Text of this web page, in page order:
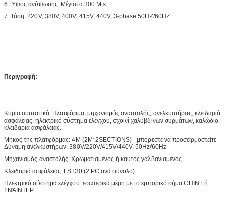
6. Ύψος ανύψωσης: Μέγιστα 300 Mts
7. Τάση: 220V, 380V, 400V, 415V, 440V, 3-phase.50HZ/60HZ
Περιγραφή:
Κύρια συστατικά: Πλατφόρμα, μηχανισμός αναστολής, ανελκυστήρας, κλειδαριά
ασφάλειας, ηλεκτρικό σύστημα ελέγχου, σχοινί χαλύβδινων συρμάτων, καλώδιο,
κλειδαριά ασφάλειας.
Μήκος της πλατφόρμας: 4M (2M*2SECTIONS) - μπορέστε να προσαρμοστείτε
Δύναμη ανελκυστήρων: 380V/220V/415V/440V, 50Hz/60Hz
Μηχανισμός αναστολής: Χρωματισμένος ή καυτός γαλβανισμένος
Κλειδαριά ασφάλειας: LST30 (2 PC ανά σύνολο)
Ηλεκτρικό σύστημα ελέγχου: εσωτερικά μέρη με το εμπορικό σήμα CHINT ή
ΣΝΆΙΝΤΕΡ